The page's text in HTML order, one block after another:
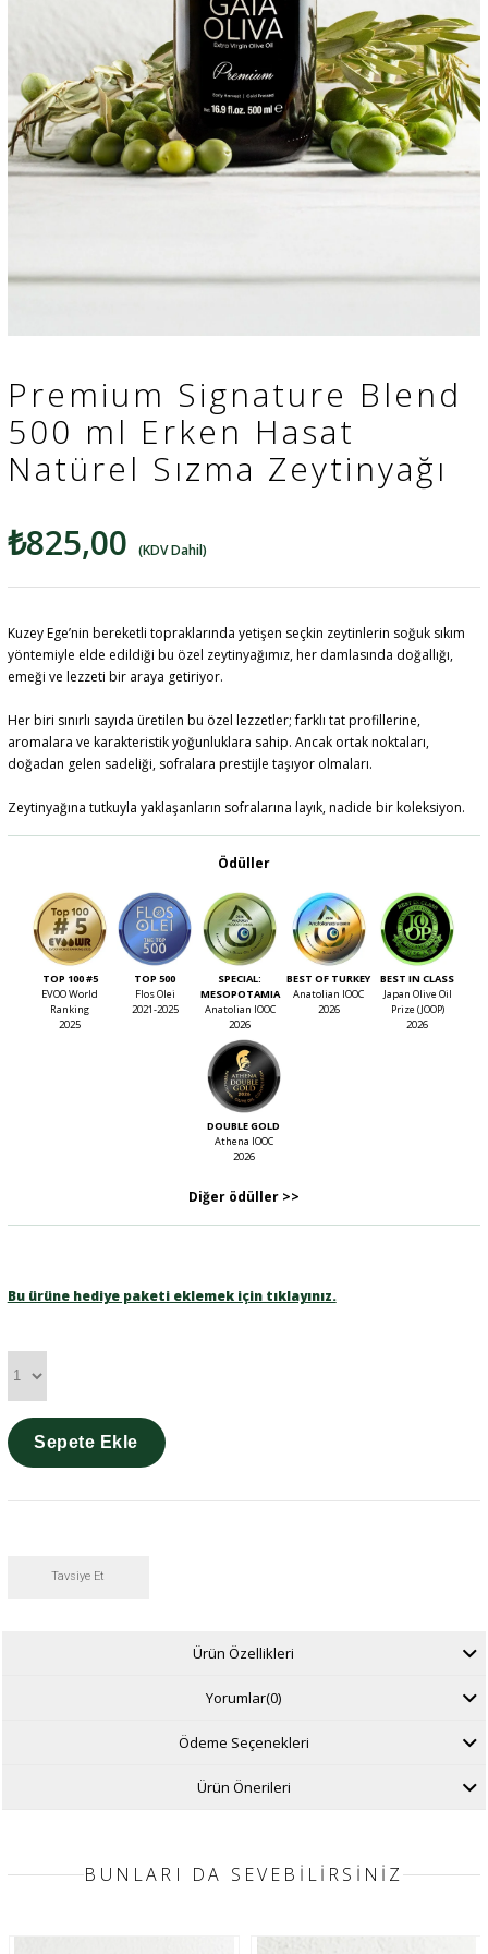
Premium Signature Blend
500 ml Erken Hasat
Natürel Sızma Zeytinyağı
₺825,00
(KDV Dahil)
Kuzey Ege’nin bereketli topraklarında yetişen seçkin zeytinlerin soğuk sıkım
yöntemiyle elde edildiği bu özel zeytinyağımız, her damlasında doğallığı,
emeği ve lezzeti bir araya getiriyor.
Her biri sınırlı sayıda üretilen bu özel lezzetler; farklı tat profillerine,
aromalara ve karakteristik yoğunluklara sahip. Ancak ortak noktaları,
doğadan gelen sadeliği, sofralara prestijle taşıyor olmaları.
Zeytinyağına tutkuyla yaklaşanların sofralarına layık, nadide bir koleksiyon.
Ödüller
TOP 100 #5
EVOO World
Ranking
2025
TOP 500
Flos Olei
2021-2025
SPECIAL:
MESOPOTAMIA
Anatolian IOOC
2026
BEST OF TURKEY
Anatolian IOOC
2026
BEST IN CLASS
Japan Olive Oil
Prize (JOOP)
2026
DOUBLE GOLD
Athena IOOC
2026
Diğer ödüller >>
Bu ürüne hediye paketi eklemek için tıklayınız.
Tavsiye Et
Ürün Özellikleri
Yorumlar(0)
Ödeme Seçenekleri
Ürün Önerileri
BUNLARI DA SEVEBILIRSINIZ